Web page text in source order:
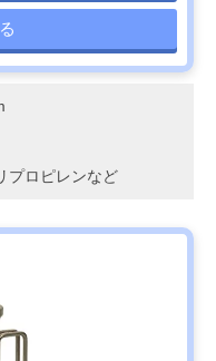
プロピレンなど